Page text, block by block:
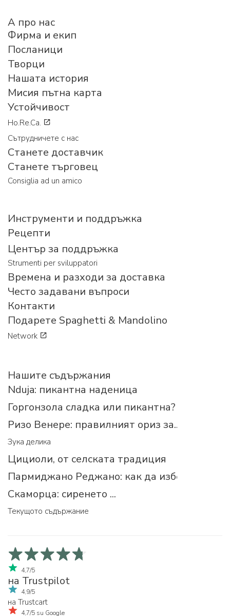
A про нас
Фирма и екип
Посланици
Творци
Нашата история
Мисия пътна карта
Устойчивост
Ho.Re.Ca.
Сътрудничете с нас
Станете доставчик
Станете търговец
Consiglia ad un amico
Инструменти и поддръжка
Рецепти
Център за поддръжка
Strumenti per sviluppatori
Времена и разходи за доставка
Често задавани въпроси
Контакти
Подарете Spaghetti & Mandolino
Network
Нашите съдържания
Nduja: пикантна наденица
Горгонзола сладка или пикантна?
Ризо Венере: правилният ориз за...
Зука делика
Цициоли, от селската традиция
Пармиджано Реджано: как да изберем
Скаморца: сиренето ...
Текущото съдържание
4,7/5
на Trustpilot
4,9/5
на Trustcart
4,7/5 su Google